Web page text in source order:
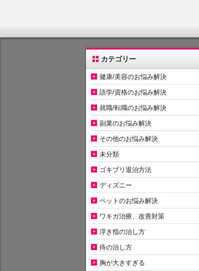
カテゴリー
健康/美容のお悩み解決
語学/資格のお悩み解決
就職/転職のお悩み解決
副業のお悩み解決
その他のお悩み解決
未分類
ゴキブリ退治方法
ディズニー
ペットのお悩み解決
ワキガ治療、改善対策
浮き指の治し方
痔の治し方
胸が大きすぎる